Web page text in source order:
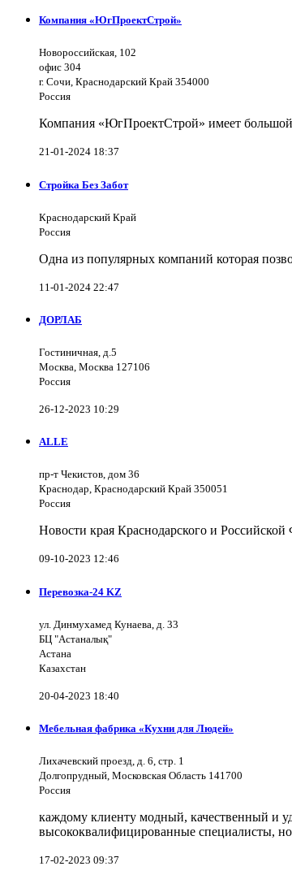
Компания «ЮгПроектСтрой»
Новороссийская, 102
офис 304
г. Сочи, Краснодарский Край 354000
Россия
Компания «ЮгПроектСтрой» имеет большой
21-01-2024 18:37
Стройка Без Забот
Краснодарский Край
Россия
Одна из популярных компаний которая
11-01-2024 22:47
ДОРЛАБ
Гостиничная, д.5
Москва, Москва 127106
Россия
26-12-2023 10:29
ALLE
пр-т Чекистов, дом 36
Краснодар, Краснодарский Край 350051
Россия
Новости края Краснодарского и
09-10-2023 12:46
Перевозка-24 KZ
ул. Динмухамед Кунаева, д. 33
БЦ "Астаналық"
Астана
Казахстан
20-04-2023 18:40
Мебельная фабрика «Кухни для Людей»
Лихачевский проезд, д. 6, стр. 1
Долгопрудный, Московская Область 141700
Россия
каждому клиенту модный, качественный и
высококвалифицированные специалисты,
17-02-2023 09:37